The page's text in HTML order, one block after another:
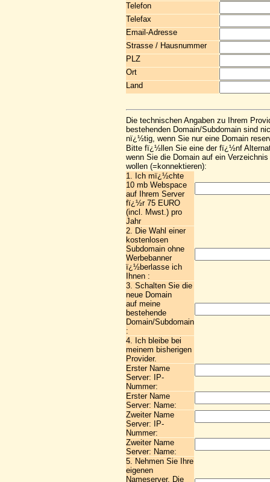
Telefon
Telefax
Email-Adresse
Strasse / Hausnummer
PLZ
Ort
Land
Die technischen Angaben zu Ihrem
bestehenden Domain/Subdomain sind
nï¿½tig, wenn Sie nur eine Domain
Bitte fï¿½llen Sie eine der fï¿½nf
wenn Sie die Domain auf ein
wollen (=konnektieren):
1. Ich mï¿½chte
10 mb Webspace
auf Ihrem Server
fï¿½r 75 EURO
(incl. Mwst.) pro
Jahr
2. Die Wahl einer
kostenlosen
Subdomain ohne
Werbebanner
ï¿½berlasse ich
Ihnen :
3. Schalten Sie die
neue Domain
auf meine
bestehende
Domain/Subdomain
:
4. Ich bleibe bei
meinem bisherigen
Provider.
Erster Name
Server: IP-
Nummer:
Erster Name
Server: Name:
Zweiter Name
Server: IP-
Nummer:
Zweiter Name
Server: Name:
5. Nehmen Sie Ihre
eigenen
Nameserver. Die